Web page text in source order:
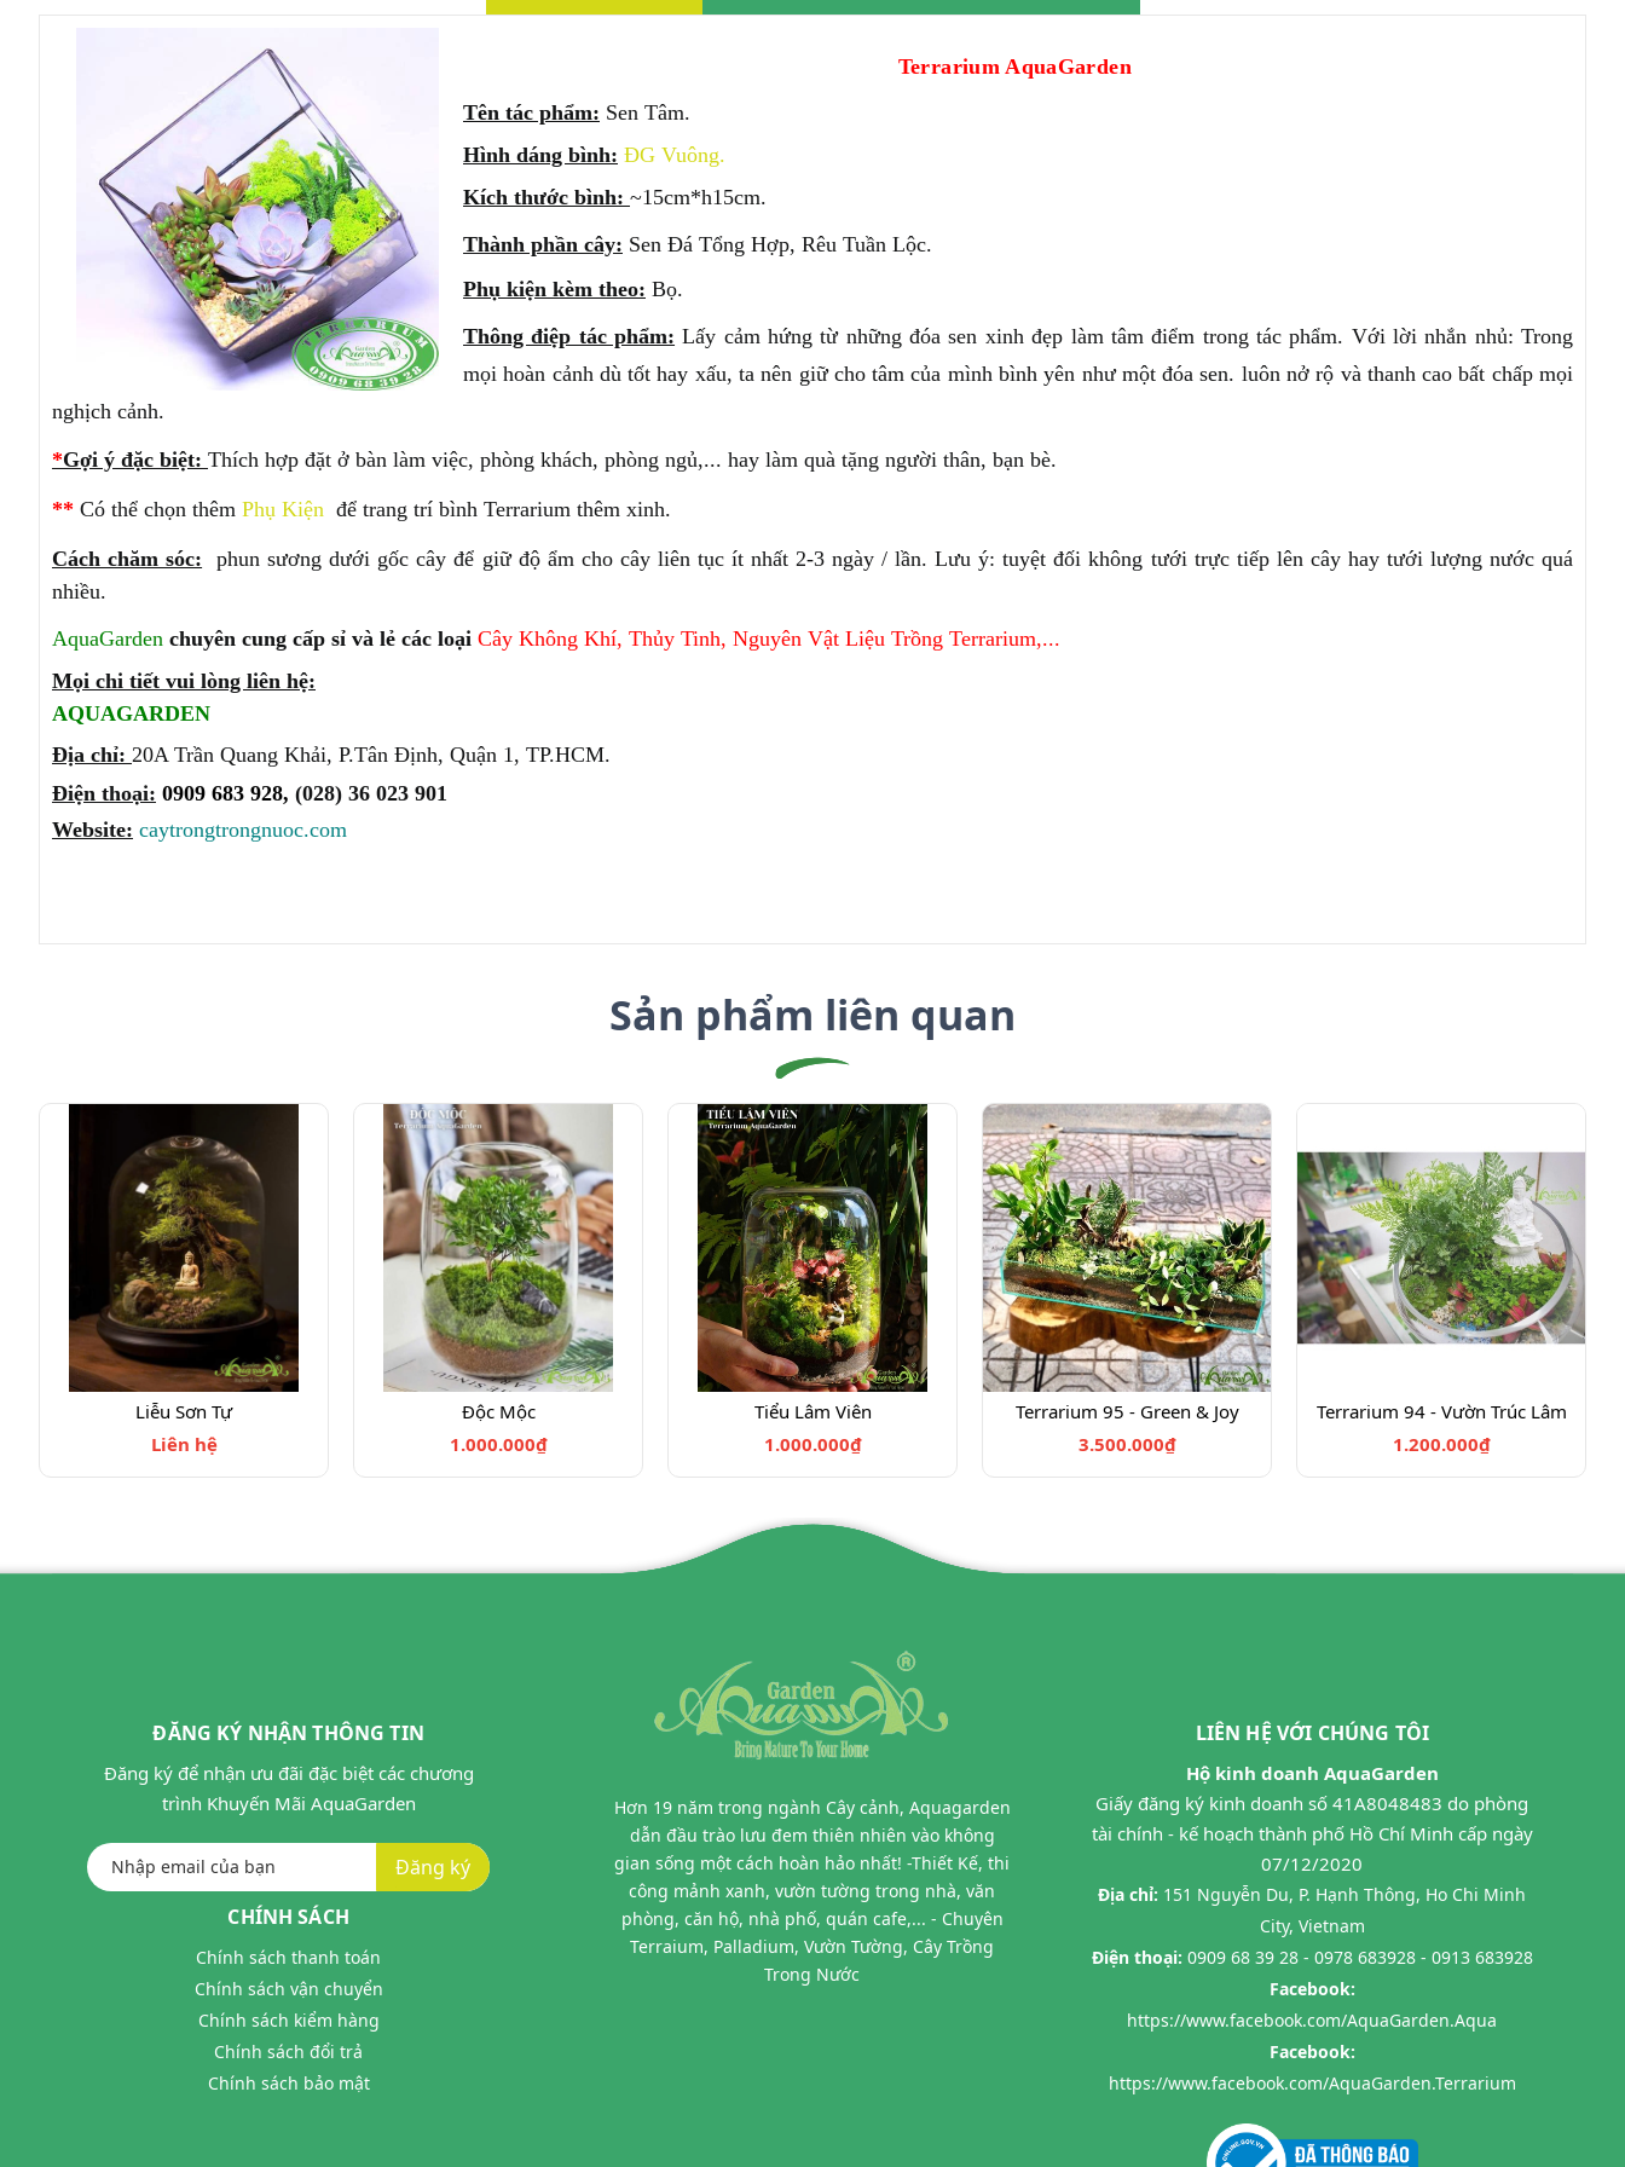
Terrarium AquaGarden
Tên tác phẩm: Sen Tâm.
Hình dáng bình: ĐG Vuông.
Kích thước bình: ~15cm*h15cm.
Thành phần cây: Sen Đá Tổng Hợp, Rêu Tuần Lộc.
Phụ kiện kèm theo: Bọ.
Thông điệp tác phẩm: Lấy cảm hứng từ những đóa sen xinh đẹp làm tâm điểm trong tác phẩm. Với lời nhắn nhủ: Trong
mọi hoàn cảnh dù tốt hay xấu, ta nên giữ cho tâm của mình bình yên như một đóa sen. luôn nở rộ và thanh cao bất chấp mọi
nghịch cảnh.
*Gợi ý đặc biệt: Thích hợp đặt ở bàn làm việc, phòng khách, phòng ngủ,... hay làm quà tặng người thân, bạn bè.
** Có thể chọn thêm Phụ Kiện để trang trí bình Terrarium thêm xinh.
Cách chăm sóc: phun sương dưới gốc cây để giữ độ ẩm cho cây liên tục ít nhất 2-3 ngày / lần.Lưu ý: tuyệt đối không tưới trực tiếp lên cây hay tưới lượng nước quá
nhiều.
AquaGarden chuyên cung cấp sỉ và lẻ các loại Cây Không Khí, Thủy Tinh, Nguyên Vật Liệu Trồng Terrarium,...
Mọi chi tiết vui lòng liên hệ:
AQUAGARDEN
Địa chỉ: 20A Trần Quang Khải, P.Tân Định, Quận 1, TP.HCM.
Điện thoại: 0909 683 928, (028) 36 023 901
Website: caytrongtrongnuoc.com
Sản phẩm liên quan
Liễu Sơn Tự
Liên hệ
Độc Mộc
1.000.000₫
Tiểu Lâm Viên
1.000.000₫
Terrarium 95 - Green & Joy
3.500.000₫
Terrarium 94 - Vườn Trúc Lâm
1.200.000₫
ĐĂNG KÝ NHẬN THÔNG TIN
Đăng ký để nhận ưu đãi đặc biệt các chương
trình Khuyến Mãi AquaGarden
Đăng ký
CHÍNH SÁCH
Chính sách thanh toán
Chính sách vận chuyển
Chính sách kiểm hàng
Chính sách đổi trả
Chính sách bảo mật
Hơn 19 năm trong ngành Cây cảnh, Aquagarden
dẫn đầu trào lưu đem thiên nhiên vào không
gian sống một cách hoàn hảo nhất! -Thiết Kế, thi
công mảnh xanh, vườn tường trong nhà, văn
phòng, căn hộ, nhà phố, quán cafe,... - Chuyên
Terraium, Palladium, Vườn Tường, Cây Trồng
Trong Nước
LIÊN HỆ VỚI CHÚNG TÔI
Hộ kinh doanh AquaGarden
Giấy đăng ký kinh doanh số 41A8048483 do phòng
tài chính - kế hoạch thành phố Hồ Chí Minh cấp ngày
07/12/2020
Địa chỉ: 151 Nguyễn Du, P. Hạnh Thông, Ho Chi Minh
City, Vietnam
Điện thoại: 0909 68 39 28 - 0978 683928 - 0913 683928
Facebook:
https://www.facebook.com/AquaGarden.Aqua
Facebook:
https://www.facebook.com/AquaGarden.Terrarium